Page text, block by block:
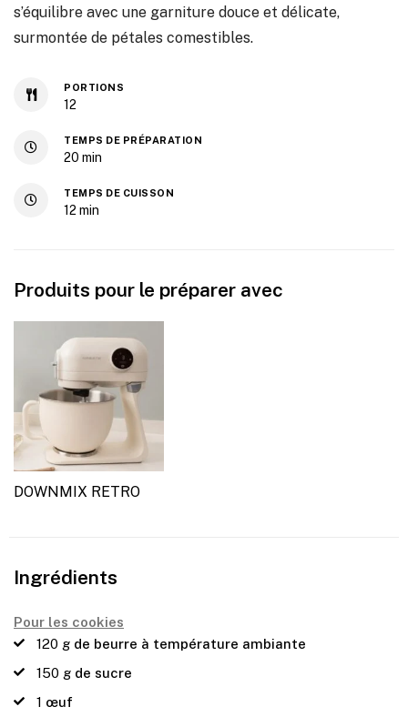
s’équilibre avec une garniture douce et délicate,
surmontée de pétales comestibles.
PORTIONS
12
TEMPS DE PRÉPARATION
20 min
TEMPS DE CUISSON
12 min
Produits pour le préparer avec
DOWNMIX RETRO
Ingrédients
Pour les cookies
120 g de beurre à température ambiante
150 g de sucre
1 œuf